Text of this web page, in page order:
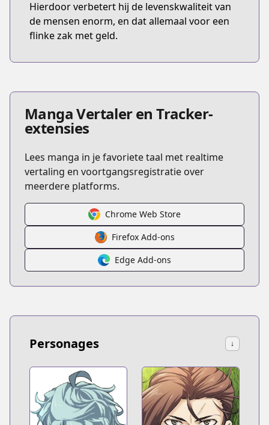
Hierdoor verbetert hij de levenskwaliteit van
de mensen enorm, en dat allemaal voor een
flinke zak met geld.
Manga Vertaler en Tracker-
extensies
Lees manga in je favoriete taal met realtime
vertaling en voortgangsregistratie over
meerdere platforms.
Chrome Web Store
Firefox Add-ons
Edge Add-ons
Personages ↓